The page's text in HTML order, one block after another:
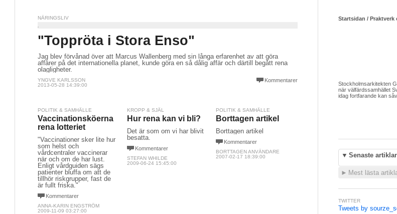
NÄRINGSLIV
"Toppröta i Stora Enso"
Jag blev förvånad över att Marcus Wallenberg med sin långa erfarenhet av att göra
affärer på det internationella planet, kunde göra en så dålig affär och därtill begått rena
olagligheter.
Kommentarer
YNGVE KARLSSON
2013-05-28 14:39:00
POLITIK & SAMHÄLLE
Vaccinationsköerna
rena lotteriet
"Vaccinationer sker lite hur
som helst och
vårdcentraler vaccinerar
när och om de har lust.
Enligt vårdguiden sägs
patienter bluffa om att de
tillhör riskgrupper, fast de
är fullt friska."
Kommentarer
ANNA-KARIN ENGSTRÖM
2009-11-09 03:27:00
KROPP & SJÄL
Hur rena kan vi bli?
Det är som om vi har blivit
besatta.
Kommentarer
STEFAN WHILDE
2009-06-24 15:45:00
POLITIK & SAMHÄLLE
Borttagen artikel
Borttagen artikel
Kommentarer
BORTTAGEN ANVÄNDARE
2007-02-17 18:39:00
Startsidan /
Stockholmsarkitekten
när välfärdssamhället
idag fortfarande kan
▼ Senaste
► Mest lästa
TWITTER
Tweets by